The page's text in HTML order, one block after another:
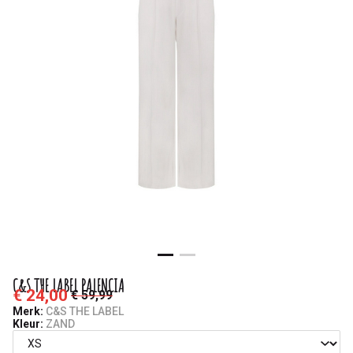
C&S THE LABEL PALENCIA
€ 24,00 € 59,99
Merk: C&S THE LABEL
Kleur: ZAND